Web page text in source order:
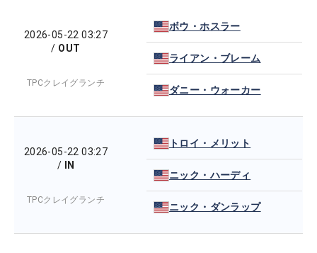
2026-05-22 03:27
/ OUT
TPCクレイグランチ
ボウ・ホスラー
ライアン・ブレーム
ダニー・ウォーカー
2026-05-22 03:27
/
IN
TPCクレイグランチ
トロイ・メリット
ニック・ハーディ
ニック・ダンラップ